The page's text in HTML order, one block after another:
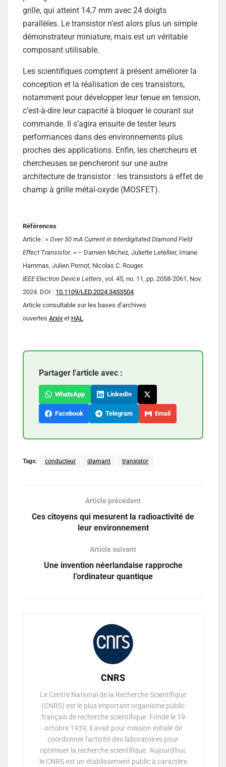
grille, qui atteint 14,7 mm avec 24 doigts
parallèles. Le transistor n’est alors plus un simple
démonstrateur miniature, mais est un véritable
composant utilisable.
Les scientifiques comptent à présent améliorer la
conception et la réalisation de ces transistors,
notamment pour développer leur tenue en tension,
c’est-à-dire leur capacité à bloquer le courant sur
commande. Il s’agira ensuite de tester leurs
performances dans des environnements plus
proches des applications. Enfin, les chercheurs et
chercheuses se pencheront sur une autre
architecture de transistor : les transistors à effet de
champ à grille métal-oxyde (MOSFET).
Références
Article : « Over 50 mA Current in Interdigitated Diamond Field
Effect Transistor. » – Damien Michez, Juliette Letellier, Imane
Hammas, Julien Pernot, Nicolas C. Rouger.
IEEE Electron Device Letters , vol. 45, no. 11, pp. 2058-2061, Nov.
2024. DOI : 10.1109/LED.2024.3453504
Article consultable sur les bases d’archives
ouvertes Arxiv et HAL
Partager l'article avec :
WhatsApp LinkedIn
Facebook Telegram Email
Tags: conducteur diamant transistor
Article précédent
Ces citoyens qui mesurent la radioactivité de
leur environnement
Article suivant
Une invention néerlandaise rapproche
l’ordinateur quantique
CNRS
Le Centre National de la Recherche Scientifique
(CNRS) est le plus important organisme public
français de recherche scientifique. Fondé le 19
octobre 1939, il avait pour mission initiale de
coordonner l'activité des laboratoires pour
optimiser la recherche scientifique. Aujourd'hui,
le CNRS est un établissement public à caractère